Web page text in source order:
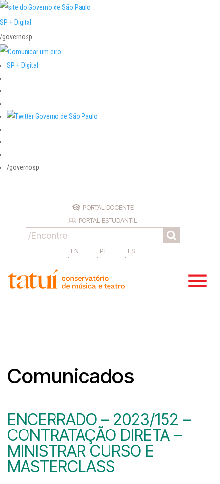
SP + Digital
/governosp
SP + Digital
/governosp
PORTAL DOCENTE
PORTAL ESTUDANTIL
EN PT ES
Comunicados
ENCERRADO – 2023/152 –
CONTRATAÇÃO DIRETA –
MINISTRAR CURSO E
MASTERCLASS